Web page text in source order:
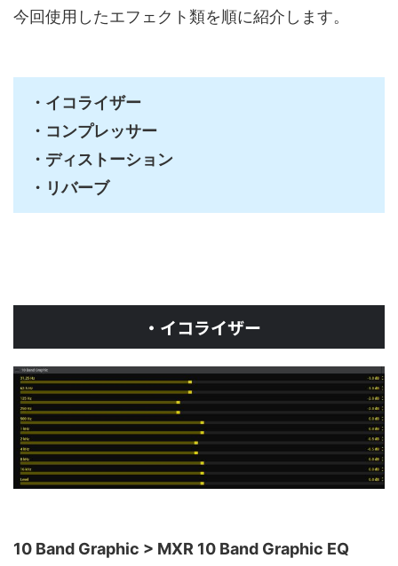
今回使用したエフェクト類を順に紹介します。
・イコライザー
・コンプレッサー
・ディストーション
・リバーブ
・イコライザー
10 Band Graphic > MXR 10 Band Graphic EQ